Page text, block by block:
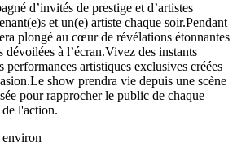
d’invités de prestige et d’artistes
et un(e) artiste chaque soir.Pendant
plongé au cœur de révélations étonnantes
dévoilées à l’écran.Vivez des instants
performances artistiques exclusives créées
show prendra vie depuis une scène
pour rapprocher le public de chaque
l'action.
environ